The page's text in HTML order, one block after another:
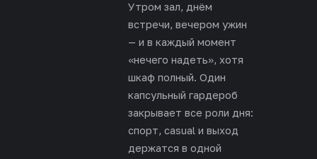
Утром зал, днём
встречи, вечером ужин
— и в каждый момент
«нечего надеть», хотя
шкаф полный. Один
капсульный гардероб
закрывает все роли дня:
спорт, casual и выход
держатся в одной